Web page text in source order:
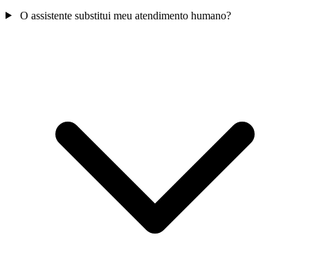
O assistente substitui meu atendimento humano?